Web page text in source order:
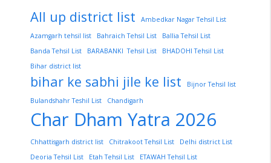
All up district list
Ambedkar Nagar Tehsil List
Azamgarh tehsil list
Bahraich Tehsil List
Ballia Tehsil List
Banda Tehsil List
BARABANKI Tehsil List
BHADOHI Tehsil List
Bihar district list
bihar ke sabhi jile ke list
Bijnor Tehsil list
Bulandshahr Teshil List
Chandigarh
Char Dham Yatra 2026
Chhattisgarh district list Chitrakoot Tehsil List
Delhi district List
Deoria Tehsil List
Etah Tehsil List
ETAWAH Tehsil List